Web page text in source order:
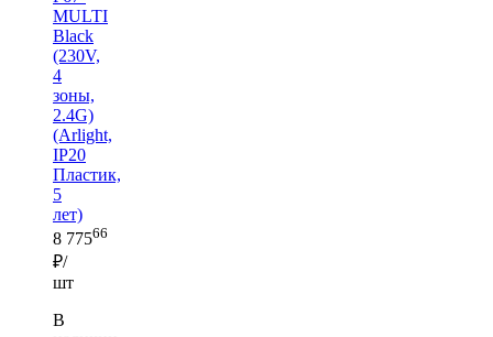
MULTI
Black
(230V,
4
зоны,
2.4G)
(Arlight,
IP20
Пластик,
5
лет)
8 77566
₽/
шт
В